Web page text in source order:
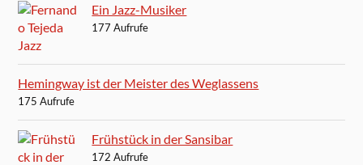
Ein Jazz-Musiker
177 Aufrufe
Hemingway ist der Meister des Weglassens
175 Aufrufe
Frühstück in der Sansibar
172 Aufrufe